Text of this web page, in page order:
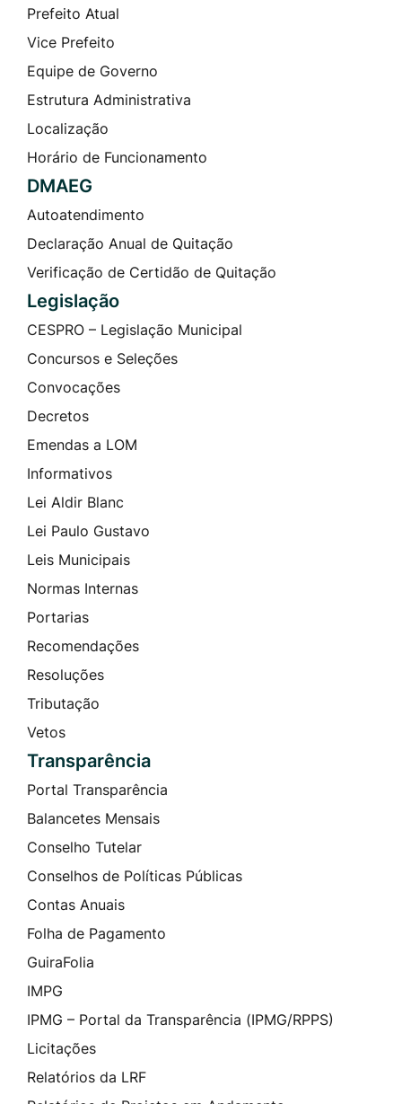
Prefeito Atual
Vice Prefeito
Equipe de Governo
Estrutura Administrativa
Localização
Horário de Funcionamento
DMAEG
Autoatendimento
Declaração Anual de Quitação
Verificação de Certidão de Quitação
Legislação
CESPRO – Legislação Municipal
Concursos e Seleções
Convocações
Decretos
Emendas a LOM
Informativos
Lei Aldir Blanc
Lei Paulo Gustavo
Leis Municipais
Normas Internas
Portarias
Recomendações
Resoluções
Tributação
Vetos
Transparência
Portal Transparência
Balancetes Mensais
Conselho Tutelar
Conselhos de Políticas Públicas
Contas Anuais
Folha de Pagamento
GuiraFolia
IMPG
IPMG – Portal da Transparência (IPMG/RPPS)
Licitações
Relatórios da LRF